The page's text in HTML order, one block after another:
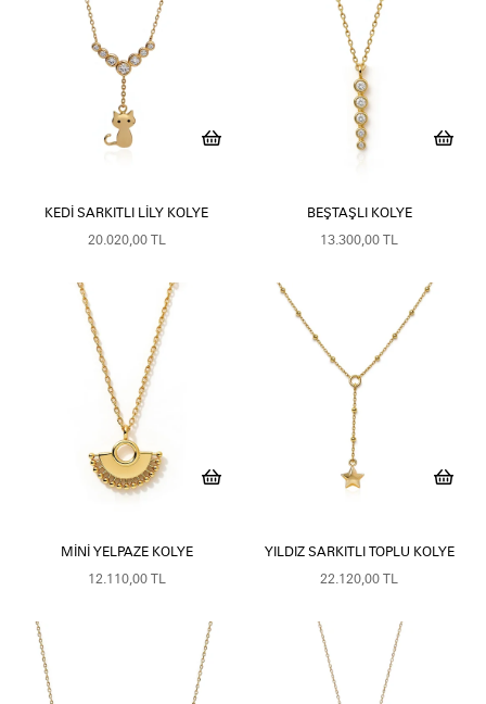
KEDI SARKITLI LILY KOLYE
20.020,00 TL
BEŞTAŞLI KOLYE
13.300,00 TL
MINI YELPAZE KOLYE
12.110,00 TL
YILDIZ SARKITLI TOPLU KOLYE
22.120,00 TL